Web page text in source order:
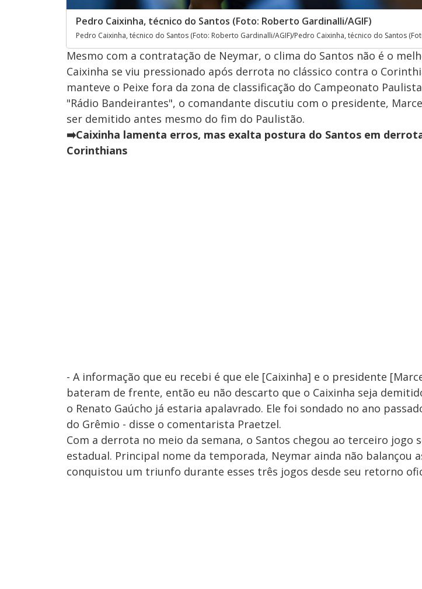
Pedro Caixinha, técnico do Santos (Foto: Roberto Gardinalli/AGIF)
Pedro Caixinha, técnico do Santos (Foto: Roberto Gardinalli/AGIF)/Pedro Caixinha, técnico do Santos
Mesmo com a contratação de Neymar, o clima do Santos não é o
Caixinha se viu pressionado após derrota no clássico contra o
manteve o Peixe fora da zona de classificação do Campeonato
"Rádio Bandeirantes", o comandante discutiu com o presidente,
ser demitido antes mesmo do fim do Paulistão.
➡️Caixinha lamenta erros, mas exalta postura do Santos em
Corinthians
- A informação que eu recebi é que ele [Caixinha] e o presidente
bateram de frente, então eu não descarto que o Caixinha seja
o Renato Gaúcho já estaria apalavrado. Ele foi sondado no ano
do Grêmio - disse o comentarista Praetzel.
Com a derrota no meio da semana, o Santos chegou ao terceiro jogo
estadual. Principal nome da temporada, Neymar ainda não balançou
conquistou um triunfo durante esses três jogos desde seu retorno